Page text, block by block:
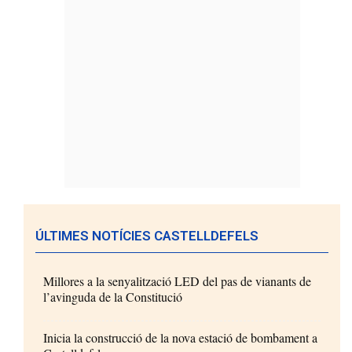
ÚLTIMES NOTÍCIES CASTELLDEFELS
Millores a la senyalització LED del pas de vianants de
l’avinguda de la Constitució
Inicia la construcció de la nova estació de bombament a